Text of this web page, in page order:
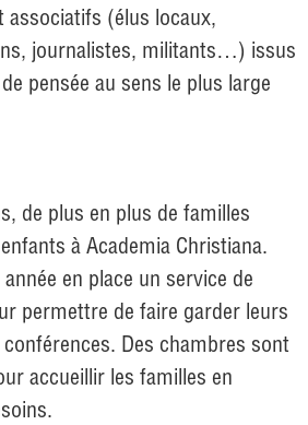
(élus locaux,
journalistes, militants…) issus
pensée au sens le plus large
de plus en plus de familles
à Academia Christiana.
en place un service de
permettre de faire garder leurs
Des chambres sont
accueillir les familles en